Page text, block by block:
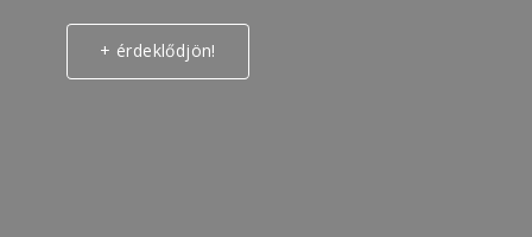
+ érdeklődjön!